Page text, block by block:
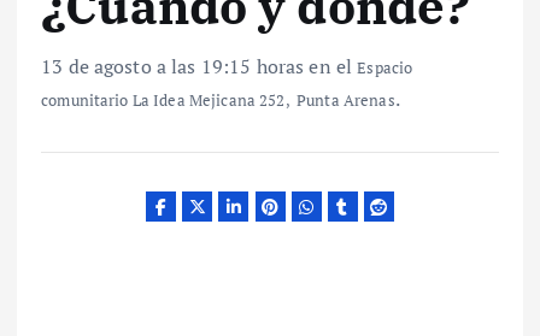
13 de agosto a las 19:15 horas en elEspacio
comunitario La Idea Mejicana 252, Punta Arenas.